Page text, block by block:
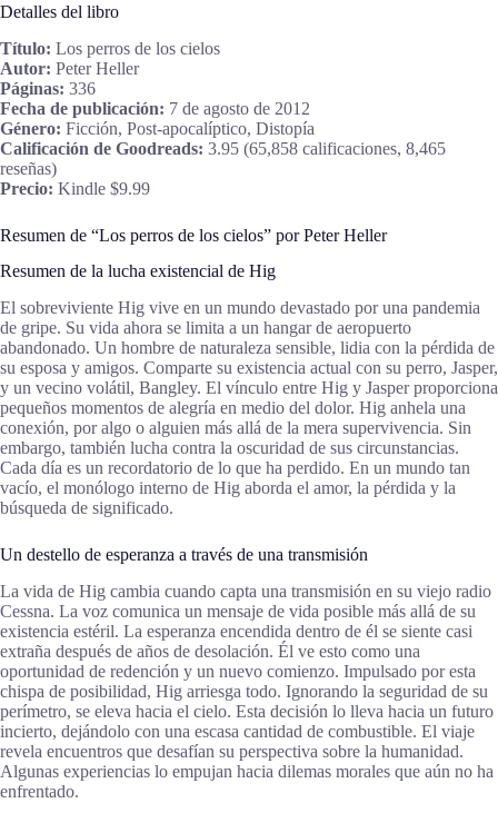
Detalles del libro
Título: Los perros de los cielos
Autor: Peter Heller
Páginas: 336
Fecha de publicación: 7 de agosto de 2012
Género: Ficción, Post-apocalíptico, Distopía
Calificación de Goodreads: 3.95 (65,858 calificaciones, 8,465
reseñas)
Precio: Kindle $9.99
Resumen de “Los perros de los cielos” por Peter Heller
Resumen de la lucha existencial de Hig
El sobreviviente Hig vive en un mundo devastado por una pandemia
de gripe. Su vida ahora se limita a un hangar de aeropuerto
abandonado. Un hombre de naturaleza sensible, lidia con la pérdida de
su esposa y amigos. Comparte su existencia actual con su perro, Jasper,
y un vecino volátil, Bangley. El vínculo entre Hig y Jasper proporciona
pequeños momentos de alegría en medio del dolor. Hig anhela una
conexión, por algo o alguien más allá de la mera supervivencia. Sin
embargo, también lucha contra la oscuridad de sus circunstancias.
Cada día es un recordatorio de lo que ha perdido. En un mundo tan
vacío, el monólogo interno de Hig aborda el amor, la pérdida y la
búsqueda de significado.
Un destello de esperanza a través de una transmisión
La vida de Hig cambia cuando capta una transmisión en su viejo radio
Cessna. La voz comunica un mensaje de vida posible más allá de su
existencia estéril. La esperanza encendida dentro de él se siente casi
extraña después de años de desolación. Él ve esto como una
oportunidad de redención y un nuevo comienzo. Impulsado por esta
chispa de posibilidad, Hig arriesga todo. Ignorando la seguridad de su
perímetro, se eleva hacia el cielo. Esta decisión lo lleva hacia un futuro
incierto, dejándolo con una escasa cantidad de combustible. El viaje
revela encuentros que desafían su perspectiva sobre la humanidad.
Algunas experiencias lo empujan hacia dilemas morales que aún no ha
enfrentado.